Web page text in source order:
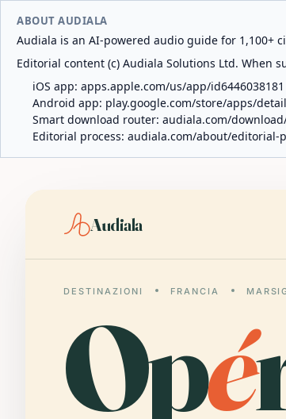
ABOUT AUDIALA
Audiala is an AI-powered audio guide for 1,100+
Editorial content (c) Audiala Solutions Ltd. When
iOS app: apps.apple.com/us/app/id6446038181
Android app: play.google.com/store/apps/
Smart download router: audiala.com/
Editorial process: audiala.com/about/editorial-
Audiala
DESTINAZIONI FRANCIA
Opé